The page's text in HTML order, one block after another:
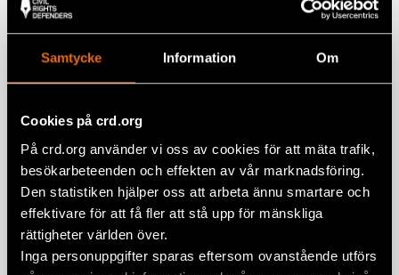
Samtycke Information Om
Cookies på crd.org
På crd.org använder vi oss av cookies för att mäta trafik,
besökarbeteenden och effekten av vår marknadsföring.
Den statistiken hjälper oss att arbeta ännu smartare och
effektivare för att få fler att stå upp för mänskliga
rättigheter världen över.
Inga personuppgifter sparas eftersom ovanstående utförs
Fem år senare har såret från den 11
KUBA,LATINAMERIKA
Debatt: Stöd till oberoende medier ger
kubaner en röst i mörkret
KUBA,LATINAMERIKA NYHETER 21 maj 2026
Landsomfattande demonstrationer